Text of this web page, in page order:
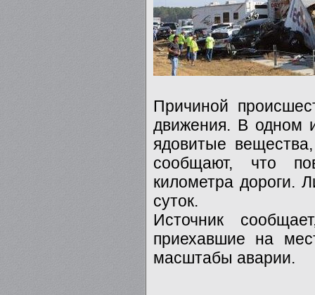
Причиной
движения. В одном
ядовитые
сообщают, что
километра дороги.
суток.
Источник
приехавшие на
масштабы аварии.